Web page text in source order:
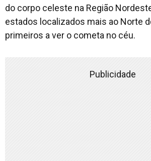
do corpo celeste na Região
estados localizados mais ao Norte
primeiros a ver o cometa no céu.
Publicidade